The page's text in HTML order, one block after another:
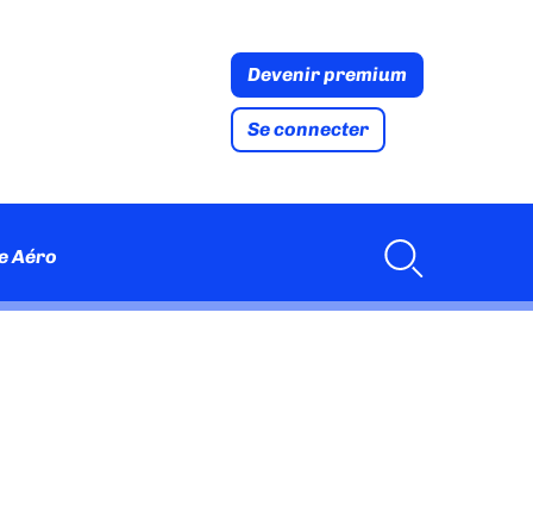
Devenir premium
Se connecter
Aéro